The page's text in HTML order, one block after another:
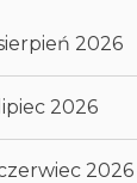
2026
lipiec 2026
2026